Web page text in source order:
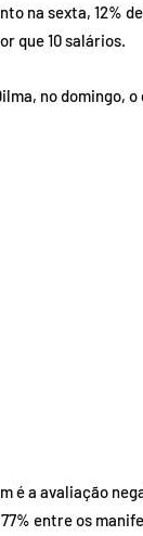
na sexta, 12%
que 10 salários.
no domingo,
é a avaliação
entre os